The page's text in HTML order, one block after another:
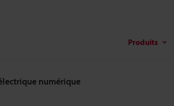
Produits
numérique